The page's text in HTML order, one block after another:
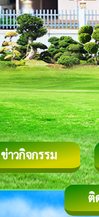
ข่าวกิจกรรม
ติ